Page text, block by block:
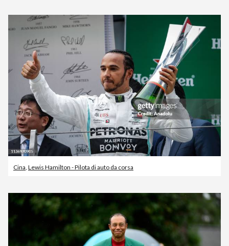
Cina, Lewis Hamilton - Pilota di auto da corsa